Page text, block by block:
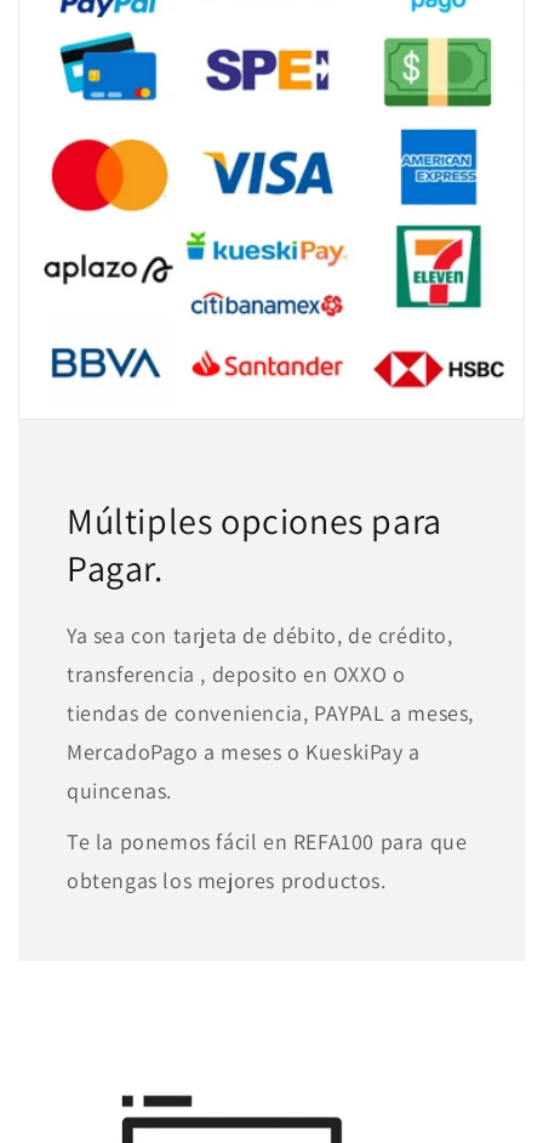
Múltiples opciones para
Pagar.
Ya sea con tarjeta de débito, de crédito,
transferencia , deposito en OXXO o
tiendas de conveniencia, PAYPAL a meses,
MercadoPago a meses o KueskiPay a
quincenas.
Te la ponemos fácil en REFA100 para que
obtengas los mejores productos.